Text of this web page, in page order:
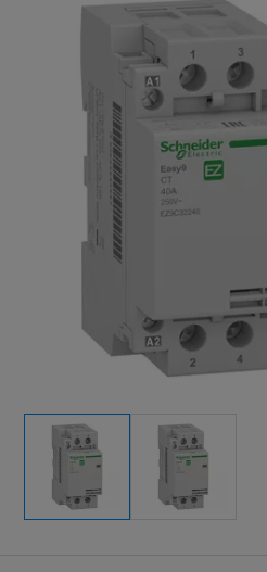
Kable i przewody
Osprzęt siłowy, przenośny
Rozdzielnice i obudowy
Stacje ładowania
Systemy bezpieczeństwa
Technika grzewcza
Technika instalacyjna
Aparatura średniego napięcia
Aparatura zasilająca
Automatyka przemysłowa
Czujniki i wyłączniki krańcowe
Elementy pasywne
Elementy sterowania i sygnalizacji
Optoelektronika
Przekaźniki
Rozłączniki i podstawy
Sterownie i zabezpieczenie
Wyłączniki, rozłączniki
Przyciski
Styczniki
Styki